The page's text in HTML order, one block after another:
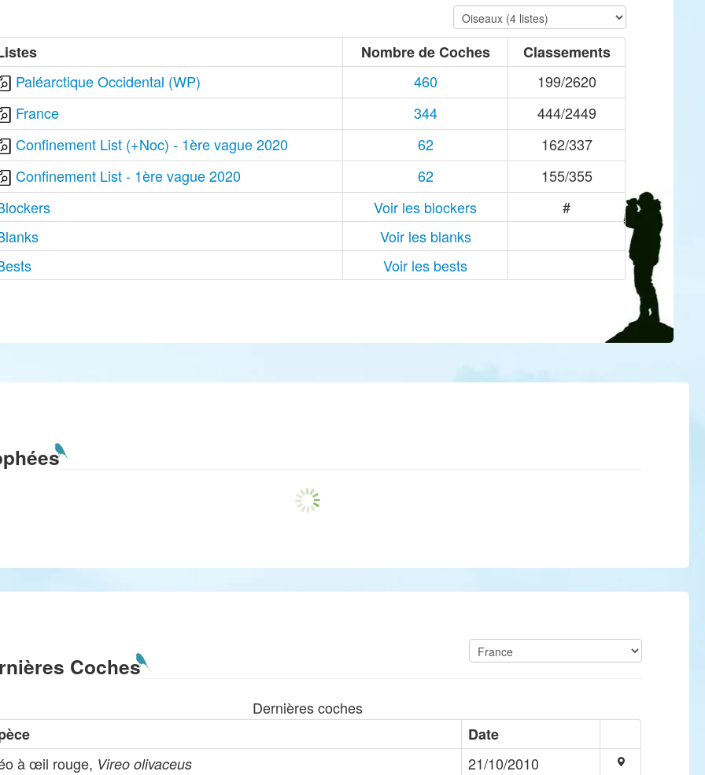
Nombre de Coches
Classements
Paléarctique Occidental (WP)
460
199/2620
France
344
444/2449
Confinement List (+Noc) - 1ère vague 2020
62
162/337
Confinement List - 1ère vague 2020
62
155/355
Voir les blockers
#
Voir les blanks
Voir les bests
Coches
Dernières coches
Date
à œil rouge, Vireo olivaceus
21/10/2010